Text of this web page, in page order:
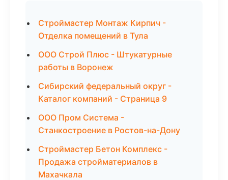
Строймастер Монтаж Кирпич -
Отделка помещений в Тула
ООО Строй Плюс - Штукатурные
работы в Воронеж
Сибирский федеральный округ -
Каталог компаний - Страница 9
ООО Пром Система -
Станкостроение в Ростов-на-Дону
Строймастер Бетон Комплекс -
Продажа стройматериалов в
Махачкала